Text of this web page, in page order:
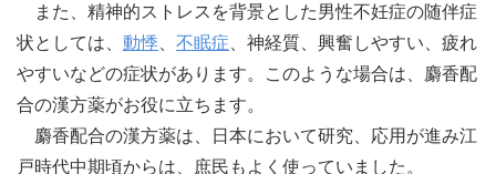
また、精神的ストレスを背景とした男性不妊症の随伴症
状としては、 動悸 不眠症 、神経質、興奮しやすい、疲れ
やすいなどの症状があります。このような場合は、麝香配
合の漢方薬がお役に立ちます。
麝香配合の漢方薬は、日本において研究、応用が進み江
戸時代中期頃からは、庶民もよく使っていました。